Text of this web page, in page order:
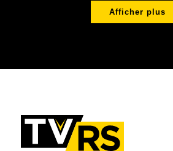
Afficher plus